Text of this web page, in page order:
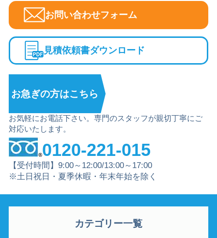
お問い合わせフォーム
見積依頼書ダウンロード
お急ぎの方はこちら
お気軽にお電話下さい。専門のスタッフが親切丁寧にご
対応いたします。
0120-221-015
【受付時間】9:00～12:00/13:00～17:00
※土日祝日・夏季休暇・年末年始を除く
カテゴリー一覧